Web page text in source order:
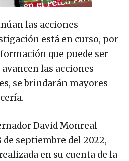
las acciones
está en curso, por
que puede ser
las acciones
se brindarán mayores
David Monreal
septiembre del 2022,
en su cuenta de la